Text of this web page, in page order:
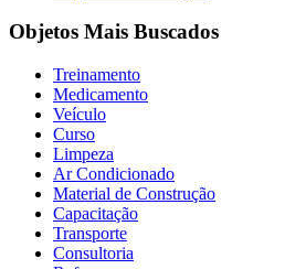
Objetos Mais Buscados
Treinamento
Medicamento
Veículo
Curso
Limpeza
Ar Condicionado
Material de Construção
Capacitação
Transporte
Consultoria